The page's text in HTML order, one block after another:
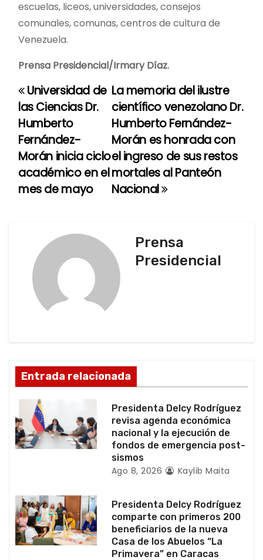
escuelas, liceos, universidades, consejos
comunales, comunas, centros de cultura de
Venezuela.
Prensa Presidencial/Irmary Díaz.
N
a
v
e
g
e
e
n
t
a
d
a
La memoria del ilustre
científico venezolano Dr.
Humberto Fernández-
Morán es honrada con
el ingreso de sus restos
mortales al Panteón
Nacional
Universidad de
las Ciencias Dr.
Humberto
Fernández-
Morán inicia ciclo
académico en el
mes de mayo
Prensa
Presidencial
Entrada relacionada
Presidenta Delcy Rodríguez
revisa agenda económica
nacional y la ejecución de
fondos de emergencia post-
sismos
Ago 8, 2026 Kaylib Maita
Presidenta Delcy Rodríguez
comparte con primeros 200
beneficiarios de la nueva
Casa de los Abuelos “La
Primavera” en Caracas